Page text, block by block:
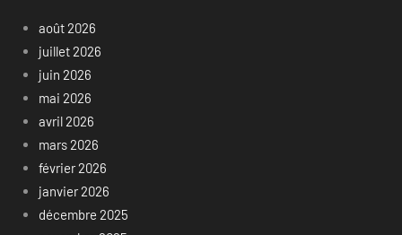
août 2026
juillet 2026
juin 2026
mai 2026
avril 2026
mars 2026
février 2026
janvier 2026
décembre 2025